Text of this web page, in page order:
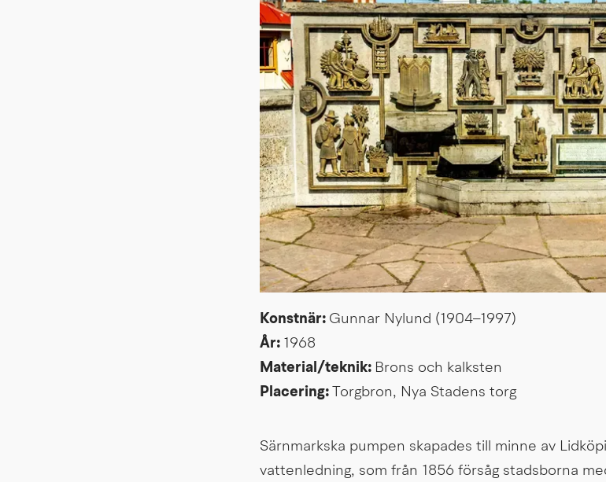
Konstnär: Gunnar Nylund (1904–1997)
År: 1968
Material/teknik: Brons och kalksten
Placering: Torgbron, Nya Stadens torg
Särnmarkska pumpen skapades till minne av
vattenledning, som från 1856 försåg stadsborna